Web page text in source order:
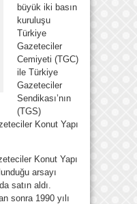
büyük iki basın
kuruluşu
Türkiye
Gazeteciler
Cemiyeti (TGC)
ile Türkiye
Gazeteciler
Sendikası’nın
(TGS)
Konut Yapı
Konut Yapı
arsayı
satın aldı.
sonra 1990 yılı